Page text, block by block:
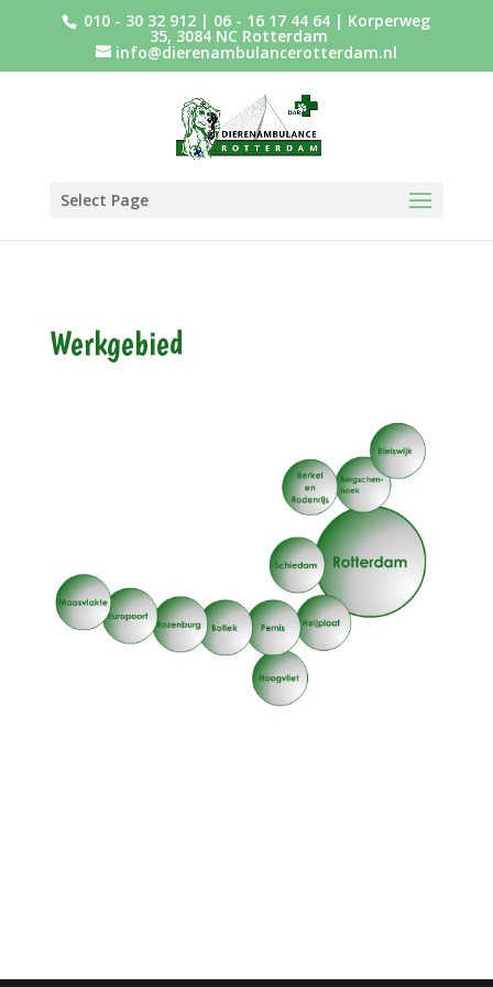
010 - 30 32 912 | 06 - 16 17 44 64 | Korperweg
35, 3084 NC Rotterdam
info@dierenambulancerotterdam.nl
Select Page
Werkgebied